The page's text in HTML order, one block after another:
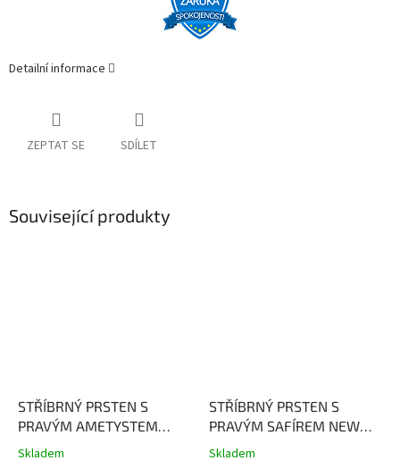
Detailní informace
ZEPTAT SE SDÍLET
Související produkty
STŘÍBRNÝ PRSTEN S
PRAVÝM AMETYSTEM
PAŘÍŽ
Průměrné
Skladem
STŘÍBRNÝ PRSTEN S
PRAVÝM SAFÍREM NEW
YORK
Průměrné
Skladem